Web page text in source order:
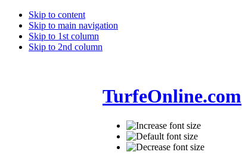
Skip to content
Skip to main navigation
Skip to 1st column
Skip to 2nd column
TurfeOnline.com